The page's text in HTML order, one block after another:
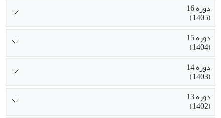
دوره 16
(1405)
دوره 15
(1404)
دوره 14
(1403)
دوره 13
(1402)